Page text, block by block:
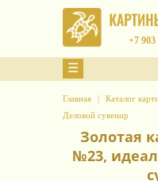
+7 903
☰
Главная Каталог
Деловой сувенир
Золотая
№23,